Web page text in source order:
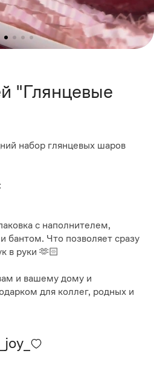
"Глянцевые
набор глянцевых шаров
с наполнителем,
бантом. Что позволяет сразу
в руки 🫶🏻
и вашему дому и
для коллег, родных и